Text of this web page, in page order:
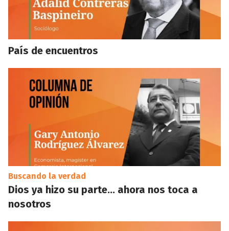
País de encuentros
Buscando la verdad
Dios ya hizo su parte… ahora nos toca a
nosotros